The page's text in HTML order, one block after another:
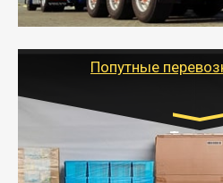
- Тайгер Логистик
грузоперевозкам для
Попутные
Газель (1,5 и 3 тонны),
10 тонн